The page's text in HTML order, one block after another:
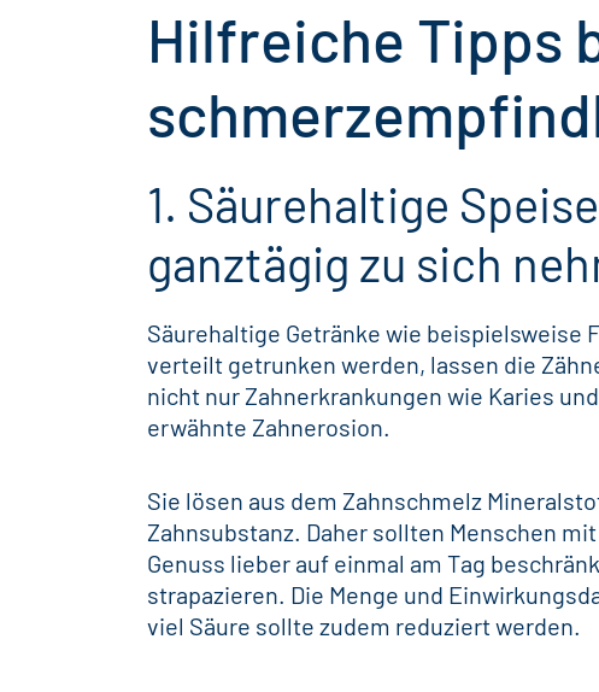
Hilfreiche Tipps
1. Säurehaltige
ganztägig zu sich
Säurehaltige Getränke wie beispielsweise
verteilt getrunken werden, lassen die
nicht nur Zahnerkrankungen wie Karies
erwähnte Zahnerosion.
Sie lösen aus dem Zahnschmelz
Zahnsubstanz. Daher sollten Menschen
Genuss lieber auf einmal am Tag
strapazieren. Die Menge und
viel Säure sollte zudem reduziert werden.